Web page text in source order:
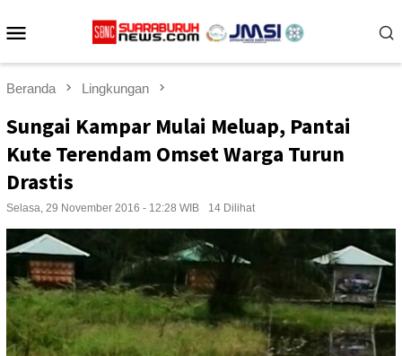
ke
Beranda Lingkungan
Sungai Kampar Mulai Meluap, Pantai
Kute Terendam Omset Warga Turun
Drastis
Selasa, 29 November 2016 - 12:28 WIB 14 Dilihat